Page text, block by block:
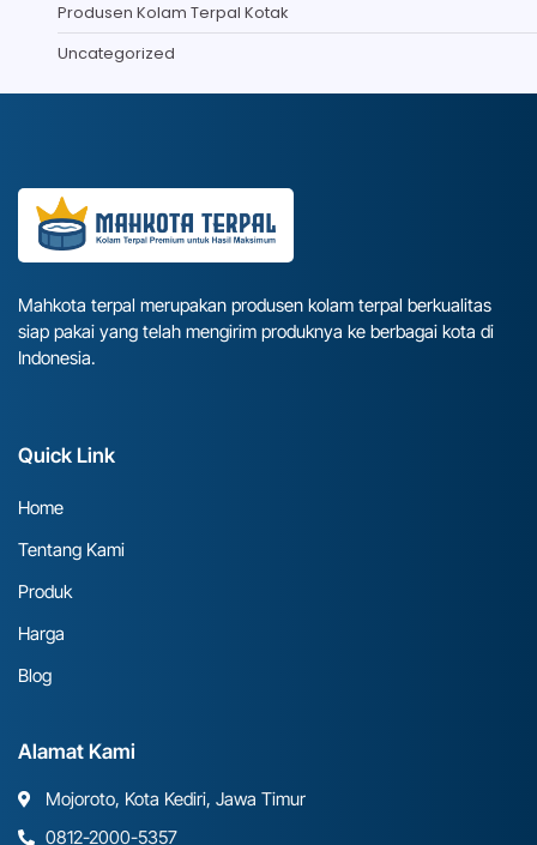
Produsen Kolam Terpal Kotak
Uncategorized
Mahkota terpal merupakan produsen kolam terpal berkualitas
siap pakai yang telah mengirim produknya ke berbagai kota di
Indonesia.
Quick Link
Home
Tentang Kami
Produk
Harga
Blog
Alamat Kami
Mojoroto, Kota Kediri, Jawa Timur
0812-2000-5357